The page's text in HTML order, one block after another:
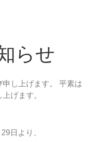
らせ
し上げます。 平素は
げます。
日より、